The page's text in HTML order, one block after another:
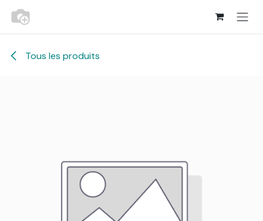
Se rendre au contenu
Tous les produits